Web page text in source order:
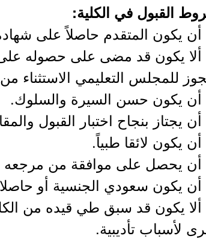
القبول في الكلية:
ألا يكون قد مضى على حصوله على
للمجلس التعليمي الاستثناء
ألا يكون قد سبق طي قيده من
لأسباب تأديبية.